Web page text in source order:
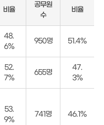
비율
공무원
수
비율
48.
6%
950명 51.4%
52.
7%
655명
47.
3%
53.
9%
741명 46.1%